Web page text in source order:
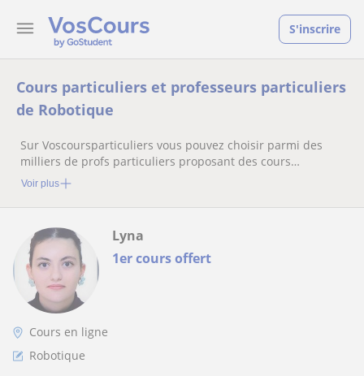
S'inscrire
Cours particuliers et professeurs particuliers
de Robotique
Sur Voscoursparticuliers vous pouvez choisir parmi des
milliers de profs particuliers proposant des cours
particuliers
Voir plus
1er cours offert
Lyna
Cours en ligne
Robotique